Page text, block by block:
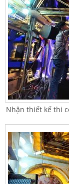
Nhận thiết kế thi